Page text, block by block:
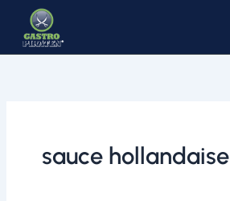
springen
sauce hollandaise